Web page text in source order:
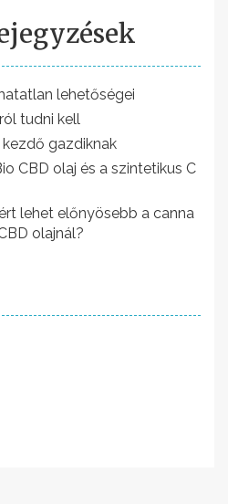
lehetőségei
tudni kell
gazdiknak
CBD olaj és a szintetikus C
lehet előnyösebb a canna
olajnál?